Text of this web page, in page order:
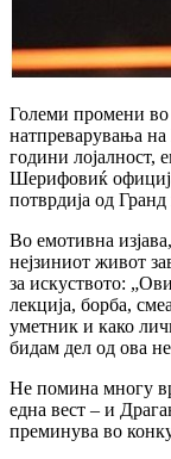
Големи промени во
натпреварувања на
години лојалност,
Шерифовиќ
потврдија од
Во емотивна
нејзиниот живот
за искуството:
лекција, борба,
уметник и како
бидам дел од ова
Не помина многу
една вест – и
преминува во